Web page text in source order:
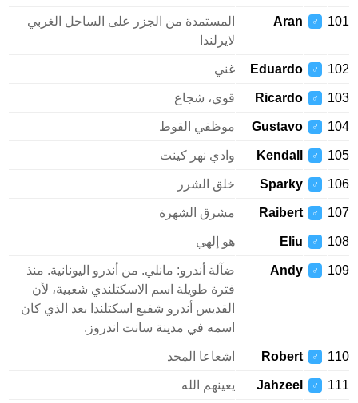
101
♂
Aran
المستمدة من الجزر على الساحل الغربي
لايرلندا
102
♂
Eduardo غني
103
♂
Ricardo قوي، شجاع
104
♂
Gustavo موظفي القوط
105
♂
Kendall وادي نهر كينت
106
♂
Sparky خلق الشرر
107
♂
Raibert مشرق الشهرة
108
♂
Eliu هو إلهي
109
♂
Andy
ضآلة أندرو: مانلي. من أندرو اليونانية. منذ
فترة طويلة اسم الاسكتلندي شعبية، لأن
القديس أندرو شفيع اسكتلندا بعد الذي كان
اسمه في مدينة سانت اندروز.
110
♂
Robert اشعاعا المجد
111
♂
Jahzeel يعينهم الله